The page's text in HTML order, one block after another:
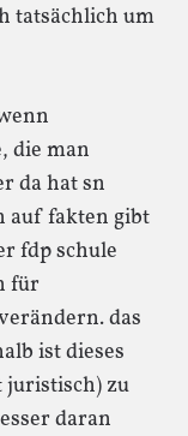
tatsächlich um
die man
da hat sn
auf fakten gibt
fdp schule
für
das
ist dieses
zu
daran